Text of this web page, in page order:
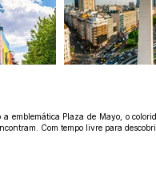
emblemática Plaza de Mayo, o
Com tempo livre para